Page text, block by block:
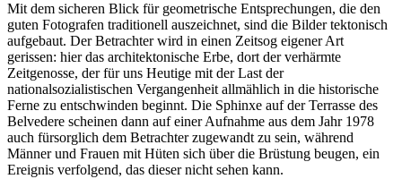
Mit dem sicheren Blick für geometrische Entsprechungen, die den
guten Fotografen traditionell auszeichnet, sind die Bilder tektonisch
aufgebaut. Der Betrachter wird in einen Zeitsog eigener Art
gerissen: hier das architektonische Erbe, dort der verhärmte
Zeitgenosse, der für uns Heutige mit der Last der
nationalsozialistischen Vergangenheit allmählich in die historische
Ferne zu entschwinden beginnt. Die Sphinxe auf der Terrasse des
Belvedere scheinen dann auf einer Aufnahme aus dem Jahr 1978
auch fürsorglich dem Betrachter zugewandt zu sein, während
Männer und Frauen mit Hüten sich über die Brüstung beugen, ein
Ereignis verfolgend, das dieser nicht sehen kann.